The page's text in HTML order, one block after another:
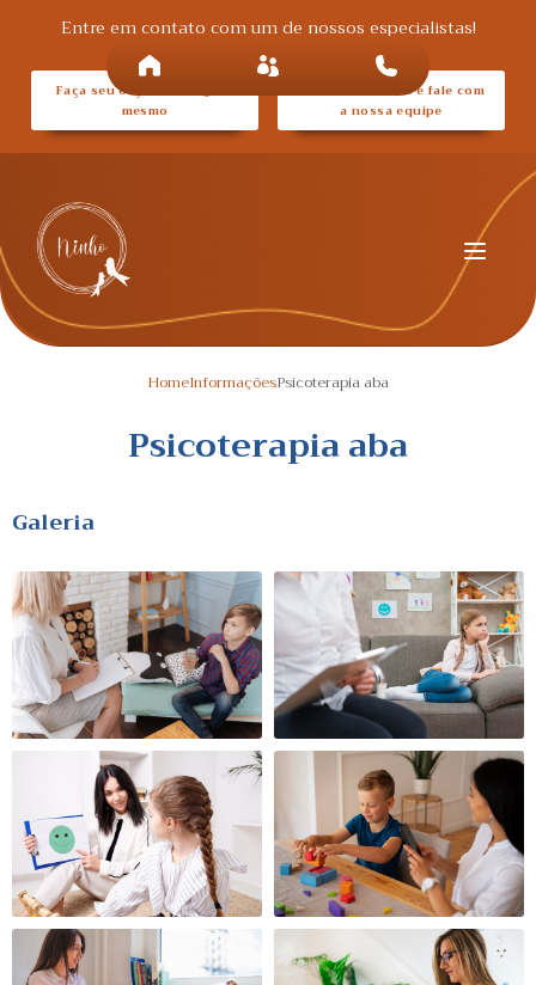
Entre em contato com um de nossos especialistas!
Faça seu orçamento agora
mesmo
Entre em contato e fale com
a nossa equipe
HomeInformaçõesPsicoterapia aba
Psicoterapia aba
Galeria